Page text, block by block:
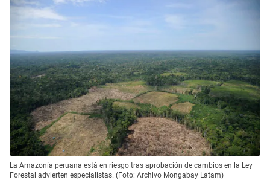
La Amazonía peruana está en riesgo tras aprobación de cambios en la Ley
Forestal advierten especialistas. (Foto: Archivo Mongabay Latam)